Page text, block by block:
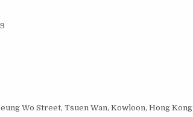
Wo Street, Tsuen Wan, Kowloon, Hong Kong